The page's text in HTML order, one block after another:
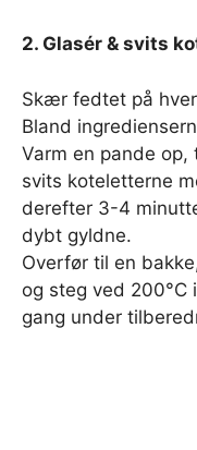
2. Glasér & svits
Skær fedtet på
Bland
Varm en pande
svits koteletterne
derefter 3-4
dybt gyldne.
Overfør til en
og steg ved 200°C
gang under